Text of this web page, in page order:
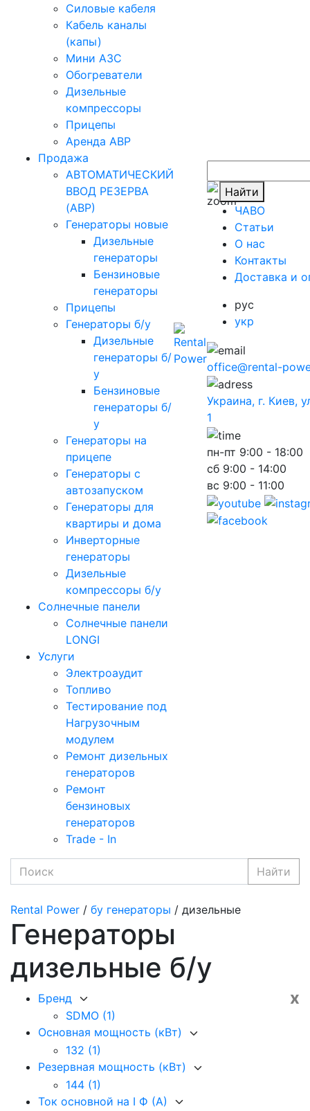
Силовые кабеля
Кабель каналы
(капы)
Мини АЗС
Обогреватели
Дизельные
компрессоры
Прицепы
Аренда АВР
Продажа
АВТОМАТИЧЕСКИЙ
ВВОД РЕЗЕРВА
(АВР)
Генераторы новые
Дизельные
генераторы
Бензиновые
генераторы
Прицепы
Генераторы б/у
Дизельные
генераторы б/
у
Бензиновые
генераторы б/
у
Генераторы на
прицепе
Генераторы с
автозапуском
Генераторы для
квартиры и дома
Инверторные
генераторы
Дизельные
компрессоры б/у
Солнечные панели
Солнечные панели
LONGI
Услуги
Электроаудит
Топливо
Тестирование под
Нагрузочным
модулем
Ремонт дизельных
генераторов
Ремонт
бензиновых
генераторов
Trade - In
Найти
ЧАВО
Cтатьи
O нас
Контакты
Доставка и
рус
укр
office@rental-
Украина, г. Киев,
1
пн-пт 9:00 - 18:00
сб 9:00 - 14:00
вс 9:00 - 11:00
Найти
Rental Power / бу генераторы / дизельные
Генераторы
дизельные б/у
x
Бренд
SDMO (1)
Основная мощность (кВт)
132 (1)
Резервная мощность (кВт)
144 (1)
Ток основной на I Ф (А)